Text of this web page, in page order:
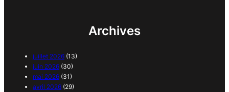
Archives
juillet 2026 (13)
juin 2026 (30)
mai 2026 (31)
avril 2026 (29)